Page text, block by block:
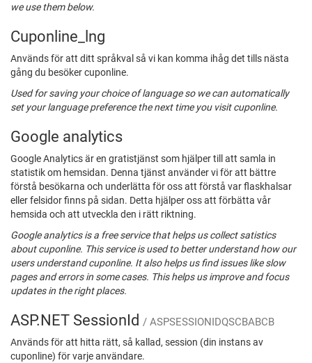
we use them below.
Cuponline_lng
Används för att ditt språkval så vi kan komma ihåg det tills nästa
gång du besöker cuponline.
Used for saving your choice of language so we can automatically
set your language preference the next time you visit cuponline.
Google analytics
Google Analytics är en gratistjänst som hjälper till att samla in
statistik om hemsidan. Denna tjänst använder vi för att bättre
förstå besökarna och underlätta för oss att förstå var flaskhalsar
eller felsidor finns på sidan. Detta hjälper oss att förbätta vår
hemsida och att utveckla den i rätt riktning.
Google analytics is a free service that helps us collect satistics
about cuponline. This service is used to better understand how our
users understand cuponline. It also helps us find issues like slow
pages and errors in some cases. This helps us improve and focus
updates in the right places.
ASP.NET SessionId / ASPSESSIONIDQSCBABCB
Används för att hitta rätt, så kallad, session (din instans av
cuponline) för varje användare.